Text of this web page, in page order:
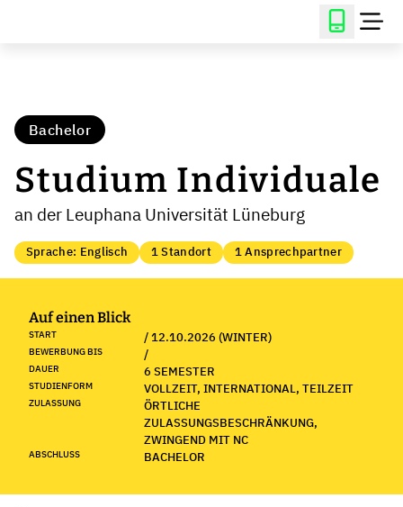
Bachelor
Studium Individuale
an der Leuphana Universität Lüneburg
Sprache: Englisch 1 Standort 1 Ansprechpartner
Auf einen Blick
START / 12.10.2026 (WINTER)
BEWERBUNG BIS /
DAUER 6 SEMESTER
STUDIENFORM VOLLZEIT, INTERNATIONAL, TEILZEIT
ZULASSUNG
ÖRTLICHE
ZULASSUNGSBESCHRÄNKUNG,
ZWINGEND MIT NC
ABSCHLUSS BACHELOR